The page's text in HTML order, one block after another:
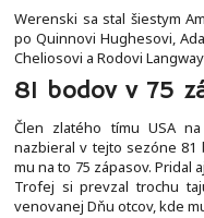
Werenski sa stal šiestym
po Quinnovi Hughesovi,
Cheliosovi a Rodovi
81 bodov v 75
Člen zlatého tímu USA
nazbieral v tejto sezóne 81
mu na to 75 zápasov. Pridal
Trofej si prevzal trochu
venovanej Dňu otcov, kde